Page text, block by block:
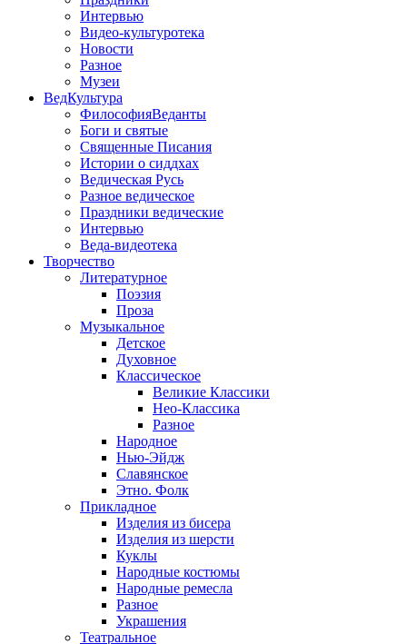
Интервью
Видео-культуротека
Новости
Разное
Музеи
ВедКультура
ФилософияВеданты
Боги и святые
Священные Писания
Истории о сиддхах
Ведическая Русь
Разное ведическое
Праздники ведические
Интервью
Веда-видеотека
Творчество
Литературное
Поэзия
Проза
Музыкальное
Детское
Духовное
Классическое
Великие Классики
Нео-Классика
Разное
Народное
Нью-Эйдж
Славянское
Этно. Фолк
Прикладное
Изделия из бисера
Изделия из шерсти
Куклы
Народные костюмы
Народные ремесла
Разное
Украшения
Театральное